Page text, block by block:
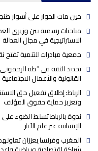
حين مات الحوار على أسوار
مباحثات رسمية بين وزيري
الاستراتيجية في مجال العدالة
جمعية مبادرات للتنمية تفتح
تجديد الثقة في “طه الرحموني”
القانونية والأعمال الاجتماعية
الرباط: إطلاق تفعيل حق
وتعزيز حماية حقوق المؤلف
ندوة بالرباط تسلط الضوء على
الإنسانية عبر علم الآثار